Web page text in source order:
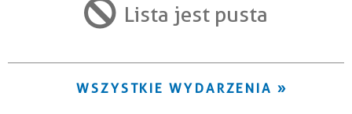
Trwające w zakresie Lista jest pusta
WSZYSTKIE WYDARZENIA